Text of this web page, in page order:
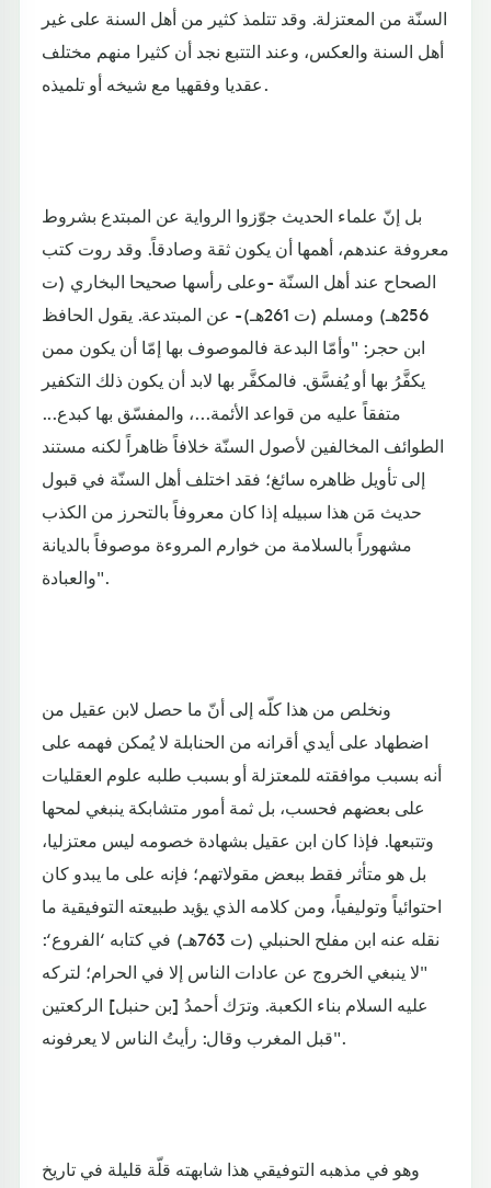
السنّة من المعتزلة. وقد تتلمذ كثير من أهل السنة على غير
أهل السنة والعكس، وعند التتبع نجد أن كثيرا منهم مختلف
عقديا وفقهيا مع شيخه أو تلميذه.
بل إنّ علماء الحديث جوّزوا الرواية عن المبتدع بشروط
معروفة عندهم، أهمها أن يكون ثقة وصادقاً. وقد روت كتب
الصحاح عند أهل السنّة -وعلى رأسها صحيحا البخاري (ت
256هـ) ومسلم (ت 261هـ)- عن المبتدعة. يقول الحافظ
ابن حجر: "وأمّا البدعة فالموصوف بها إمّا أن يكون ممن
يكفَّرُ بها أو يُفسَّق. فالمكفَّر بها لابد أن يكون ذلك التكفير
متفقاً عليه من قواعد الأئمة...، والمفسّق بها كبدع...
الطوائف المخالفين لأصول السنّة خلافاً ظاهراً لكنه مستند
إلى تأويل ظاهره سائغ؛ فقد اختلف أهل السنّة في قبول
حديث مَن هذا سبيله إذا كان معروفاً بالتحرز من الكذب
مشهوراً بالسلامة من خوارم المروءة موصوفاً بالديانة
والعبادة".
ونخلص من هذا كلّه إلى أنّ ما حصل لابن عقيل من
اضطهاد على أيدي أقرانه من الحنابلة لا يُمكن فهمه على
أنه بسبب موافقته للمعتزلة أو بسبب طلبه علوم العقليات
على بعضهم فحسب، بل ثمة أمور متشابكة ينبغي لمحها
وتتبعها. فإذا كان ابن عقيل بشهادة خصومه ليس معتزليا،
بل هو متأثر فقط ببعض مقولاتهم؛ فإنه على ما يبدو كان
احتوائياً وتوليفياً، ومن كلامه الذي يؤيد طبيعته التوفيقية ما
نقله عنه ابن مفلح الحنبلي (ت 763هـ) في كتابه ‘الفروع‘:
"لا ينبغي الخروج عن عادات الناس إلا في الحرام؛ لتركه
عليه السلام بناء الكعبة. وترَك أحمدُ [بن حنبل] الركعتين
قبل المغرب وقال: رأيتُ الناس لا يعرفونه".
وهو في مذهبه التوفيقي هذا شابهته قلّة قليلة في تاريخ